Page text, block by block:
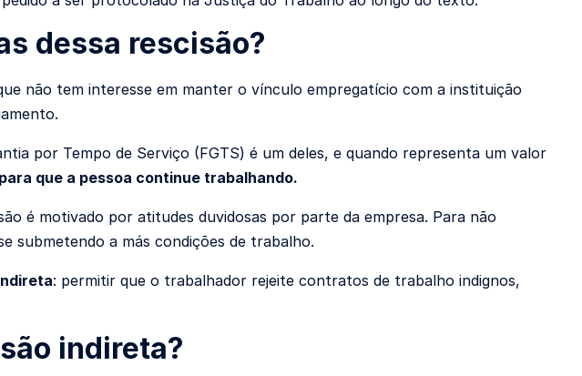
dessa rescisão?
não tem interesse em manter o vínculo empregatício com a instituição
por Tempo de Serviço (FGTS) é um deles, e quando representa um valor
que a pessoa continue trabalhando.
é motivado por atitudes duvidosas por parte da empresa. Para não
submetendo a más condições de trabalho.
: permitir que o trabalhador rejeite contratos de trabalho indignos,
indireta?